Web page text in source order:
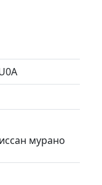
мурано